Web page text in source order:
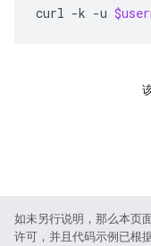
curl -k -u
如未另行说明，那么本页
许可，并且代码示例已根